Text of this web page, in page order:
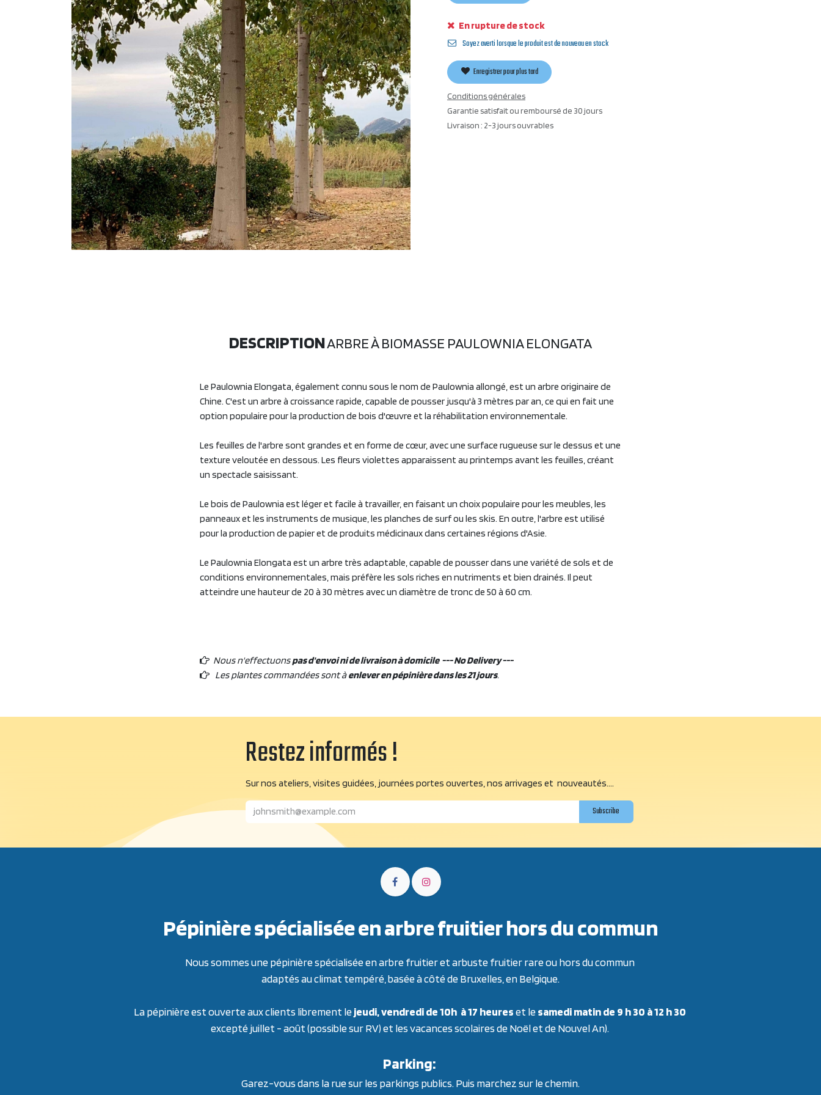
En rupture de stock
Soyez averti lorsque le produit est de nouveau en stock
Enregistrer pour plus tard
Conditions générales
Garantie satisfait ou remboursé de 30 jours
Livraison : 2-3 jours ouvrables
DESCRIPTIONARBRE À BIOMASSE PAULOWNIA ELONGATA
Le Paulownia Elongata, également connu sous le nom de Paulownia allongé, est un arbre originaire de
Chine. C'est un arbre à croissance rapide, capable de pousser jusqu'à 3 mètres par an, ce qui en fait une
option populaire pour la production de bois d'œuvre et la réhabilitation environnementale.
Les feuilles de l'arbre sont grandes et en forme de cœur, avec une surface rugueuse sur le dessus et une
texture veloutée en dessous. Les fleurs violettes apparaissent au printemps avant les feuilles, créant
un spectacle saisissant.
Le bois de Paulownia est léger et facile à travailler, en faisant un choix populaire pour les meubles, les
panneaux et les instruments de musique, les planches de surf ou les skis. En outre, l'arbre est utilisé
pour la production de papier et de produits médicinaux dans certaines régions d'Asie.
Le Paulownia Elongata est un arbre très adaptable, capable de pousser dans une variété de sols et de
conditions environnementales, mais préfère les sols riches en nutriments et bien drainés. Il peut
atteindre une hauteur de 20 à 30 mètres avec un diamètre de tronc de 50 à 60 cm.
Nous n'effectuonspas d'envoi ni de livraison à domicile --- No Delivery ---
Les plantes commandées sont àenlever en pépinière dans les 21 jours.
Restez informés !
Sur nos ateliers, visites guidées, journées portes ouvertes, nos arrivages et nouveautés....
Subscribe
Pépinière spécialisée en arbre fruitier hors du commun
Nous sommes une pépinière spécialisée en arbre fruitier et arbuste fruitier rare ou hors du commun
adaptés au climat tempéré, basée à côté de Bruxelles, en Belgique.
La pépinière est ouverte aux clients librement lejeudi, vendredi de 10h à 17 heureset lesamedi matin de 9 h 30 à 12 h 30
excepté juillet - août (possible sur RV) et les vacances scolaires de Noël et de Nouvel An).
Parking:
Garez-vous dans la rue sur les parkings publics. Puis marchez sur le chemin.